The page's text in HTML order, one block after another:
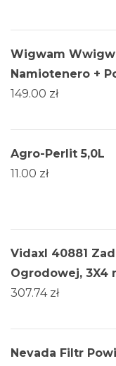
Wigwam
Namiotenero +
149.00 zł
Agro-Perlit 5,0L
11.00 zł
Vidaxl 40881
Ogrodowej, 3X4
307.74 zł
Nevada Filtr